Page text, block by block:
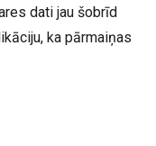
dati jau šobrīd
ka pārmaiņas